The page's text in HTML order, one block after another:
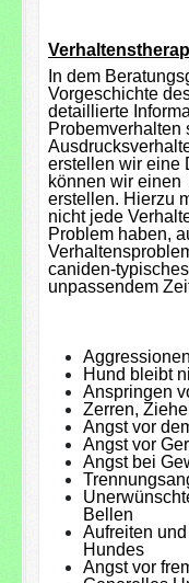
In dem
Vorgeschichte
detaillierte
erstellen wir eine
können wir
erstellen. Hierzu
nicht jede
Problem haben,
caniden-
unpassendem
Hund bleibt
Anspringen
Zerren,
Angst vor
Angst vor
Angst bei
Bellen
Aufreiten
Hundes
Angst vor